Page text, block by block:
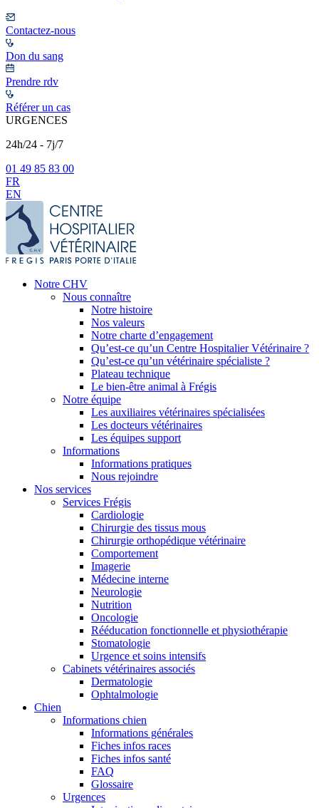
Contactez-nous
Don du sang
Prendre rdv
Référer un cas
URGENCES
24h/24 - 7j/7
01 49 85 83 00
FR
EN
Notre CHV
Nous connaître
Notre histoire
Nos valeurs
Notre charte d’engagement
Qu’est-ce qu’un Centre Hospitalier Vétérinaire ?
Qu’est-ce qu’un vétérinaire spécialiste ?
Plateau technique
Le bien-être animal à Frégis
Notre équipe
Les auxiliaires vétérinaires spécialisées
Les docteurs vétérinaires
Les équipes support
Informations
Informations pratiques
Nous rejoindre
Nos services
Services Frégis
Cardiologie
Chirurgie des tissus mous
Chirurgie orthopédique vétérinaire
Comportement
Imagerie
Médecine interne
Neurologie
Nutrition
Oncologie
Rééducation fonctionnelle et physiothérapie
Stomatologie
Urgence et soins intensifs
Cabinets vétérinaires associés
Dermatologie
Ophtalmologie
Chien
Informations chien
Informations générales
Fiches infos races
Fiches infos santé
FAQ
Glossaire
Urgences